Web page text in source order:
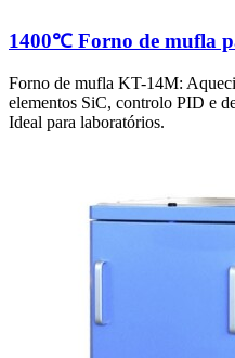
1400℃ Forno de mufla
Forno de mufla KT-14M:
elementos SiC, controlo PID e
Ideal para laboratórios.